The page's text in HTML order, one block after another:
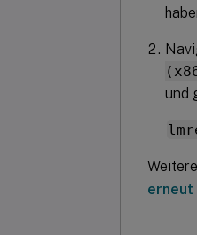
und
erneut